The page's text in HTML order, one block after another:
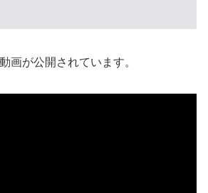
画が公開されています。